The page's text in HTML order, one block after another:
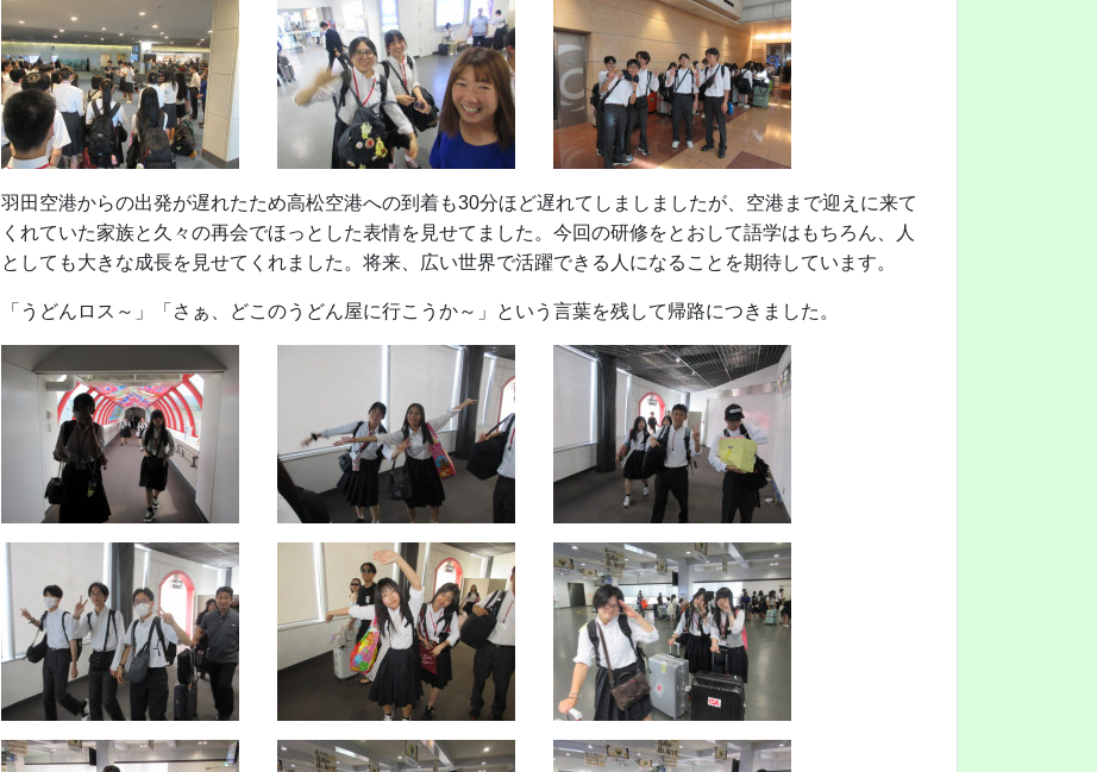
羽田空港からの出発が遅れたため高松空港への到着も30分ほど遅れてしましましたが、空港まで迎えに来て
くれていた家族と久々の再会でほっとした表情を見せてました。今回の研修をとおして語学はもちろん、人
としても大きな成長を見せてくれました。将来、広い世界で活躍できる人になることを期待しています。
「うどんロス～」「さぁ、どこのうどん屋に行こうか～」という言葉を残して帰路につきました。